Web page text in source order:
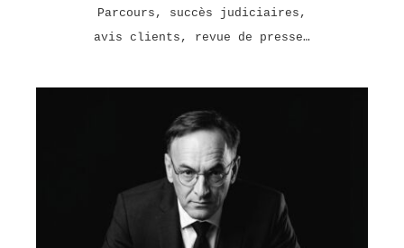
Parcours, succès judiciaires,
avis clients, revue de presse…